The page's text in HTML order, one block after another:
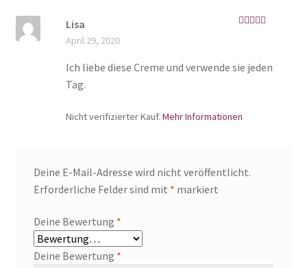
Lisa
April 29, 2020
Ich liebe diese Creme und verwende sie jeden
Tag.
Nicht verifizierter Kauf. Mehr Informationen
Deine E-Mail-Adresse wird nicht veröffentlicht.
Erforderliche Felder sind mit * markiert
Deine Bewertung *
Deine Bewertung *